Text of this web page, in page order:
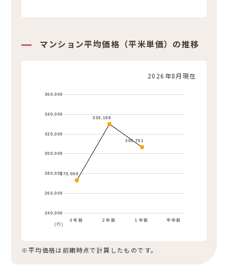
マンション平均価格（平米単価）の推移
2026年8月現在
３年前 ２年前 １年前 半年前
240,000
260,000
280,000
300,000
320,000
340,000
360,000
273,050
330,188
306,751
(円)
※平均価格は前期時点で計算したものです。